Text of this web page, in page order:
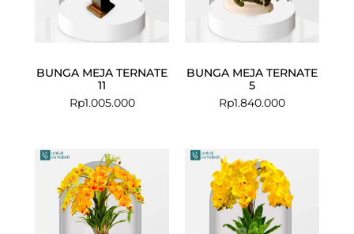
BUNGA MEJA TERNATE
11
Rp1.005.000
BUNGA MEJA TERNATE
5
Rp1.840.000
was:
Rp4.276.000.
is:
Rp3.867.000.